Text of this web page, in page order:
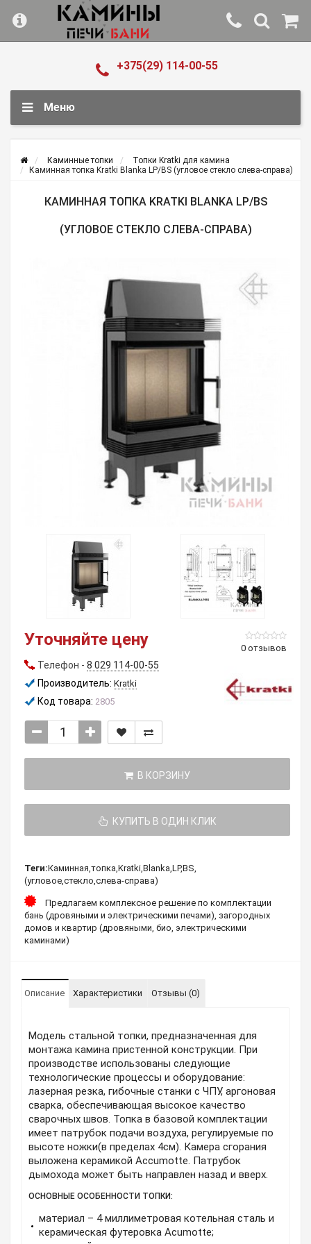
+375(29) 114-00-55
Меню
Каминные топки
Топки Kratki для камина
Каминная топка Kratki Blanka LP/BS (угловое стекло слева-справа)
КАМИННАЯ ТОПКА KRATKI BLANKA LP/BS
(УГЛОВОЕ СТЕКЛО СЛЕВА-СПРАВА)
0 отзывов
Уточняйте цену
Телефон - 8 029 114-00-55
Производитель: Kratki
Код товара: 2805
В КОРЗИНУ
КУПИТЬ В ОДИН КЛИК
Теги:Каминная,топка,Kratki,Blanka,LP,BS,
(угловое,стекло,слева-справа)
Предлагаем комплексное решение по комплектации
бань (дровяными и электрическими печами), загородных
домов и квартир (дровяными, био, электрическими
каминами)
Описание Характеристики Отзывы (0)
Модель стальной топки, предназначенная для
монтажа камина пристенной конструкции. При
производстве использованы следующие
технологические процессы и оборудование:
лазерная резка, гибочные станки с ЧПУ, аргоновая
сварка, обеспечивающая высокое качество
сварочных швов. Топка в базовой комплектации
имеет патрубок подачи воздуха, регулируемые по
высоте ножки(в пределах 4см). Камера сгорания
выложена керамикой Accumotte. Патрубок
дымохода может быть направлен назад и вверх.
ОСНОВНЫЕ ОСОБЕННОСТИ ТОПКИ:
материал – 4 миллиметровая котельная сталь и
керамическая футеровка Acumotte;